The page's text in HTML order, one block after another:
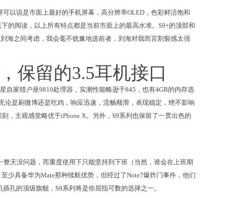
以说是市面上最好的手机屏幕，高分辨率OLED，色彩鲜活饱和
的阅读，以上所有特点都是当前市面上的最高水准。S9+的顶部和
海之间考虑，我会毫不犹豫地选前者，刘海对我而言割裂感太强
保留的3.5耳机接口
自家猎户座9810处理器，实测性能略逊于845，也有4GB的内存选
是刷微博还是吃鸡，响应迅速，流畅顺滑，表现稳定，绝不影响
，主观感觉略优于iPhone X。另外，S9系列也保留了一贯出色的
天没问题，而重度使用下只能坚持到下班（当然，谁会在上班期
少具备华为Mate那种续航优势，但经过了Note7爆炸门事件，他们
孔的顶级旗舰，S9系列将是你屈指可数的选择之一。